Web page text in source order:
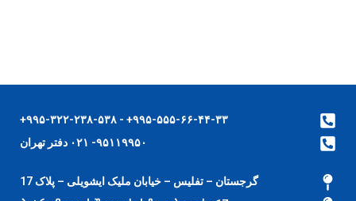
۹۹۵-۵۵۵-۶۶-۴۴-۳۳+ - ۹۹۵-۳۲۲-۲۳۸-۵۳۸+
۹۵۱۱۹۹۵۰- ۰۲۱ دفتر تهران
گرجستان – تفلیس – خیابان ملیک ایشویلی – پلاک 17